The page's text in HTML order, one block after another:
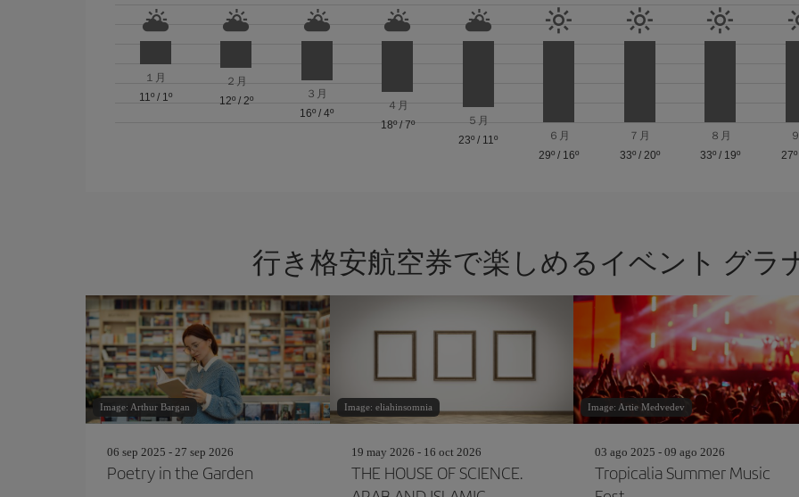
１月
11º/ 1º
２月
12º/ 2º
３月
16º /4º
４月
18º/ 7º
５月
23º / 11º
６月
29º / 16º
７月
33º/ 20º
８月
33º / 19º
27º
行き格安航空券で楽しめるイベント グラ
Image: Arthur Bargan
06 sep 2025 - 27 sep 2026
Poetry in the Garden
Image: eliahinsomnia
19 may 2026 - 16 oct 2026
THE HOUSE OF SCIENCE.
Image: Artie Medvedev
03 ago 2025 - 09 ago 2026
Tropicalia Summer Music